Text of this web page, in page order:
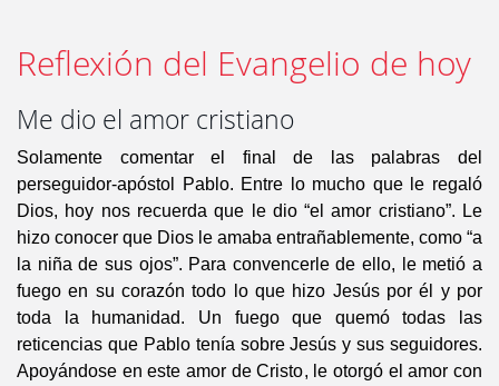
Reflexión del Evangelio de hoy
Me dio el amor cristiano
Solamente comentar el final de las palabras del
perseguidor-apóstol Pablo. Entre lo mucho que le regaló
Dios, hoy nos recuerda que le dio “el amor cristiano”. Le
hizo conocer que Dios le amaba entrañablemente, como “a
la niña de sus ojos”. Para convencerle de ello, le metió a
fuego en su corazón todo lo que hizo Jesús por él y por
toda la humanidad. Un fuego que quemó todas las
reticencias que Pablo tenía sobre Jesús y sus seguidores.
Apoyándose en este amor de Cristo, le otorgó el amor con